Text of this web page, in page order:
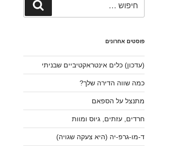
חיפוש
פוסטים אחרונים
(עדכון) כלים אינטראקטיביים שבניתי
כמה שווה הדירה שלך?
מתנצל על הספאם
חרדים, עזתים, גיוס ומוות
ד-מו-גרפ-יה (היא צעקה שגויה)